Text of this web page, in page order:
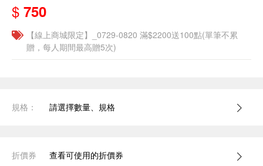
$ 750
【線上商城限定】_0729-0820 滿$2200送100點(單筆不累
贈，每人期間最高贈5次)
規格： 請選擇數量、規格
折價券 查看可使用的折價券